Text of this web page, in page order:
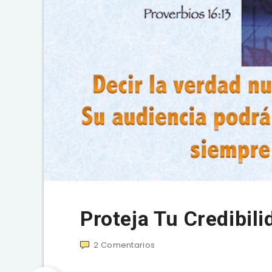
Proteja Tu
2 Comentarios